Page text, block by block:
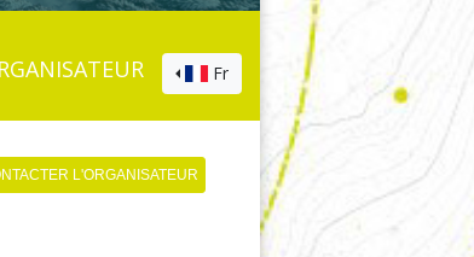
Fr
L'ORGANISATEUR